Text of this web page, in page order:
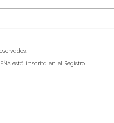
está inscrita en el Registro